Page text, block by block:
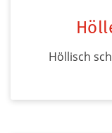
Höllisch